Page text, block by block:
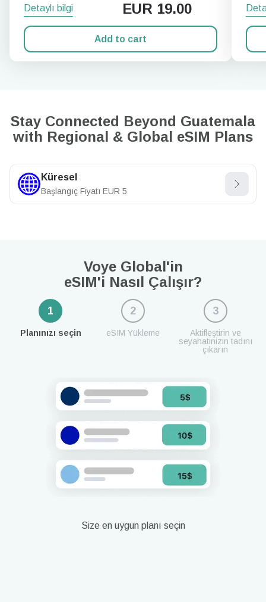
Detaylı bilgi EUR 19.00
Add to cart
Stay Connected Beyond Guatemala
with Regional & Global eSIM Plans
Küresel
Başlangıç Fiyatı EUR 5
Voye Global'in
eSIM'i Nasıl Çalışır?
1
Planınızı seçin
2
eSIM Yükleme
3
Aktifleştirin ve
seyahatinizin tadını
çıkarın
Size en uygun planı seçin